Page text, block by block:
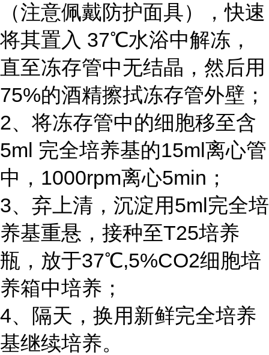
（注意佩戴防护面具），快速
将其置入 37℃水浴中解冻，
直至冻存管中无结晶，然后用
75%的酒精擦拭冻存管外壁；
2、将冻存管中的细胞移至含
5ml 完全培养基的15ml离心管
中，1000rpm离心5min；
3、弃上清，沉淀用5ml完全培
养基重悬，接种至T25培养
瓶，放于37℃,5%CO2细胞培
养箱中培养；
4、隔天，换用新鲜完全培养
基继续培养。